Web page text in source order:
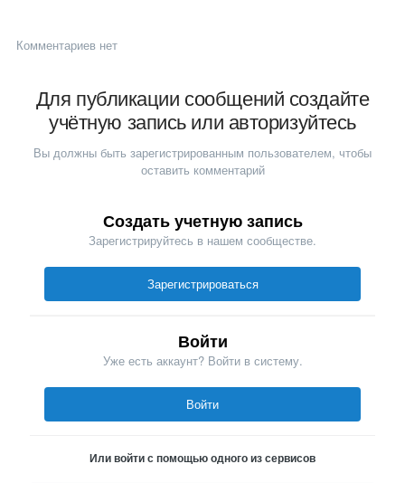
Комментариев нет
Для публикации сообщений создайте
учётную запись или авторизуйтесь
Вы должны быть зарегистрированным пользователем, чтобы
оставить комментарий
Создать учетную запись
Зарегистрируйтесь в нашем сообществе.
Зарегистрироваться
Войти
Уже есть аккаунт? Войти в систему.
Войти
Или войти с помощью одного из сервисов